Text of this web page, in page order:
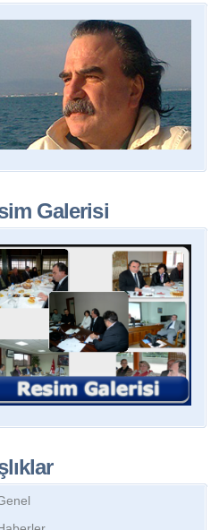
Galerisi